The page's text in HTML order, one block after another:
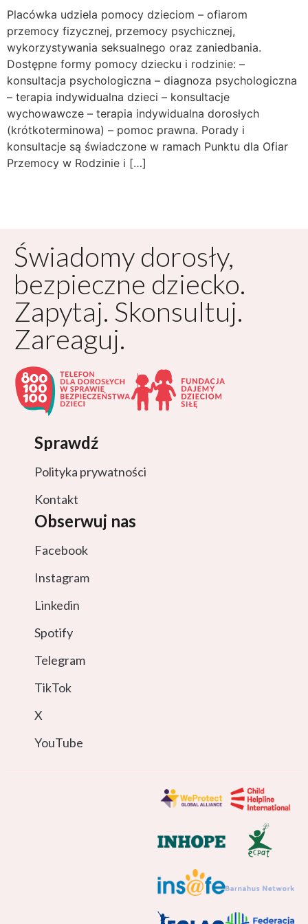
Placówka udziela pomocy dzieciom – ofiarom
przemocy fizycznej, przemocy psychicznej,
wykorzystywania seksualnego oraz zaniedbania.
Dostępne formy pomocy dziecku i rodzinie: –
konsultacja psychologiczna – diagnoza psychologiczna
– terapia indywidualna dzieci – konsultacje
wychowawcze – terapia indywidualna dorosłych
(krótkoterminowa) – pomoc prawna. Porady i
konsultacje są świadczone w ramach Punktu dla Ofiar
Przemocy w Rodzinie i […]
Świadomy dorosły,
bezpieczne dziecko.
Zapytaj. Skonsultuj.
Zareaguj.
Sprawdź
Polityka prywatności
Kontakt
Obserwuj nas
Facebook
Instagram
Linkedin
Spotify
Telegram
TikTok
X
YouTube